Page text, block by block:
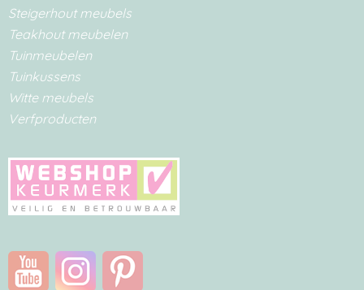
Steigerhout meubels
Teakhout meubelen
Tuinmeubelen
Tuinkussens
Witte meubels
Verfproducten